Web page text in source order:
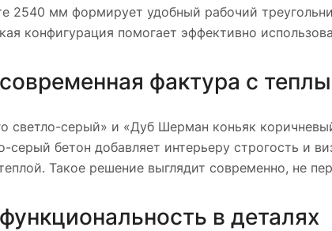
2540 мм формирует удобный рабочий
конфигурация помогает эффективно
фактура с
светло-серый» и «Дуб Шерман коньяк
серый бетон добавляет интерьеру строгость и
Такое решение выглядит современно, не
в деталях